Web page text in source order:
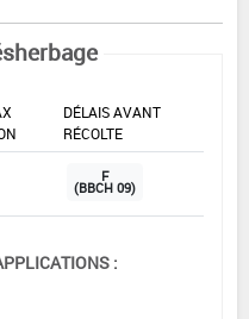
DÉLAIS AVANT
RÉCOLTE
F
(BBCH 09)
: